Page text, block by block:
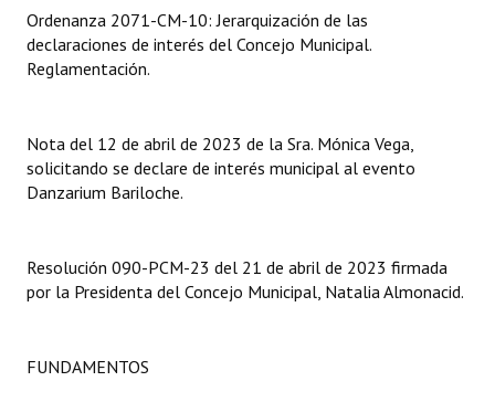
Organigrama
DOCUMENTOS
Proyectos Presentados
Dictámenes Asesoría Letrada
Informes de Unidad Coordinadora
Ordenanza 2071-CM-10: Jerarquización de las
declaraciones de interés del Concejo Municipal.
Reglamentación.
Nota del 12 de abril de 2023 de la Sra. Mónica Vega,
solicitando se declare de interés municipal al evento
Danzarium Bariloche.
Resolución 090-PCM-23 del 21 de abril de 2023 firmada
por la Presidenta del Concejo Municipal, Natalia Almonacid.
FUNDAMENTOS